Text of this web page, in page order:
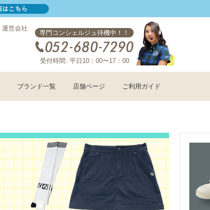
運営会社
専門コンシェルジュ待機中！！
受付時間: 平日10：00〜17：00
ブランド一覧 店舗ページ ご利用ガイド